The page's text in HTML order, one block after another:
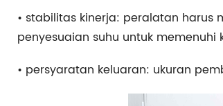
• stabilitas kinerja: peralatan
penyesuaian suhu untuk
• persyaratan keluaran: ukuran